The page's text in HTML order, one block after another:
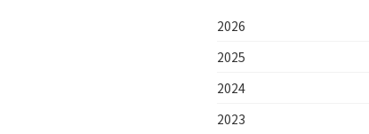
2026
2025
2024
2023